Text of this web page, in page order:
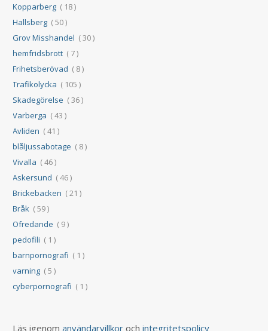
Kopparberg ( 18 )
Hallsberg ( 50 )
Grov Misshandel ( 30 )
hemfridsbrott ( 7 )
Frihetsberövad ( 8 )
Trafikolycka ( 105 )
Skadegörelse ( 36 )
Varberga ( 43 )
Avliden ( 41 )
blåljussabotage ( 8 )
Vivalla ( 46 )
Askersund ( 46 )
Brickebacken ( 21 )
Bråk ( 59 )
Ofredande ( 9 )
pedofili ( 1 )
barnpornografi ( 1 )
varning ( 5 )
cyberpornografi ( 1 )
Läs igenomanvändarvillkor ochintegritetspolicy